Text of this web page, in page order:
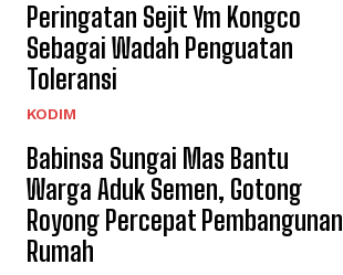
Peringatan Sejit Ym Kongco
Sebagai Wadah Penguatan
Toleransi
KODIM
Babinsa Sungai Mas Bantu
Warga Aduk Semen, Gotong
Royong Percepat Pembangunan
Rumah